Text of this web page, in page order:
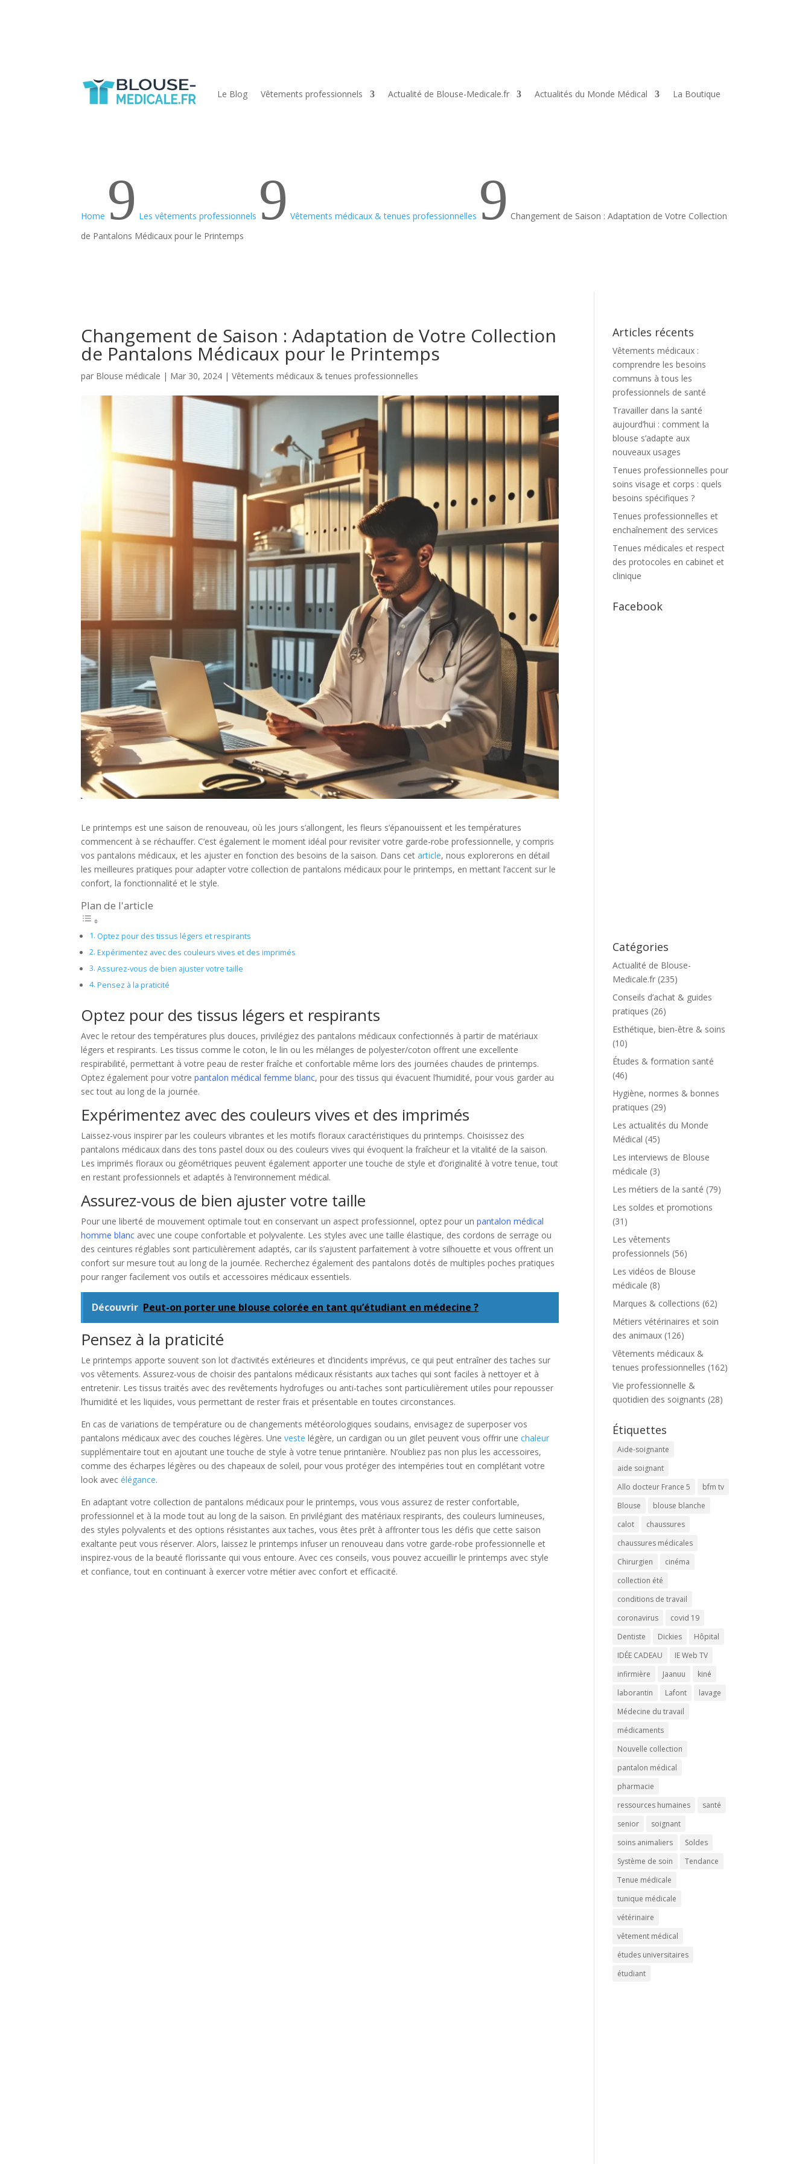
Le Blog Vêtements professionnels Actualité de Blouse-Medicale.fr Actualités du Monde Médical La Boutique
Home 9 Les vêtements professionnels 9 Vêtements médicaux & tenues professionnelles 9 Changement de Saison : Adaptation de Votre Collection
de Pantalons Médicaux pour le Printemps
Changement de Saison : Adaptation de Votre Collection
de Pantalons Médicaux pour le Printemps
par Blouse médicale | Mar 30, 2024 |Vêtements médicaux & tenues professionnelles
Le printemps est une saison de renouveau, où les jours s’allongent, les fleurs s’épanouissent et les températures
commencent à se réchauffer. C’est également le moment idéal pour revisiter votre garde-robe professionnelle, y compris
vos pantalons médicaux, et les ajuster en fonction des besoins de la saison. Dans cetarticle, nous explorerons en détail
les meilleures pratiques pour adapter votre collection de pantalons médicaux pour le printemps, en mettant l’accent sur le
confort, la fonctionnalité et le style.
Plan de l'article
Optez pour des tissus légers et respirants
Expérimentez avec des couleurs vives et des imprimés
Assurez-vous de bien ajuster votre taille
Pensez à la praticité
Optez pour des tissus légers et respirants
Avec le retour des températures plus douces, privilégiez des pantalons médicaux confectionnés à partir de matériaux
légers et respirants. Les tissus comme le coton, le lin ou les mélanges de polyester/coton offrent une excellente
respirabilité, permettant à votre peau de rester fraîche et confortable même lors des journées chaudes de printemps.
Optez également pour votrepantalon médical femme blanc, pour des tissus qui évacuent l’humidité, pour vous garder au
sec tout au long de la journée.
Expérimentez avec des couleurs vives et des imprimés
Laissez-vous inspirer par les couleurs vibrantes et les motifs floraux caractéristiques du printemps. Choisissez des
pantalons médicaux dans des tons pastel doux ou des couleurs vives qui évoquent la fraîcheur et la vitalité de la saison.
Les imprimés floraux ou géométriques peuvent également apporter une touche de style et d’originalité à votre tenue, tout
en restant professionnels et adaptés à l’environnement médical.
Assurez-vous de bien ajuster votre taille
Pour une liberté de mouvement optimale tout en conservant un aspect professionnel, optez pour unpantalon médical
homme blanc avec une coupe confortable et polyvalente. Les styles avec une taille élastique, des cordons de serrage ou
des ceintures réglables sont particulièrement adaptés, car ils s’ajustent parfaitement à votre silhouette et vous offrent un
confort sur mesure tout au long de la journée. Recherchez également des pantalons dotés de multiples poches pratiques
pour ranger facilement vos outils et accessoires médicaux essentiels.
Découvrir Peut-on porter une blouse colorée en tant qu’étudiant en médecine ?
Pensez à la praticité
Le printemps apporte souvent son lot d’activités extérieures et d’incidents imprévus, ce qui peut entraîner des taches sur
vos vêtements. Assurez-vous de choisir des pantalons médicaux résistants aux taches qui sont faciles à nettoyer et à
entretenir. Les tissus traités avec des revêtements hydrofuges ou anti-taches sont particulièrement utiles pour repousser
l’humidité et les liquides, vous permettant de rester frais et présentable en toutes circonstances.
En cas de variations de température ou de changements météorologiques soudains, envisagez de superposer vos
pantalons médicaux avec des couches légères. Uneveste légère, un cardigan ou un gilet peuvent vous offrir unechaleur
supplémentaire tout en ajoutant une touche de style à votre tenue printanière. N’oubliez pas non plus les accessoires,
comme des écharpes légères ou des chapeaux de soleil, pour vous protéger des intempéries tout en complétant votre
look avecélégance.
En adaptant votre collection de pantalons médicaux pour le printemps, vous vous assurez de rester confortable,
professionnel et à la mode tout au long de la saison. En privilégiant des matériaux respirants, des couleurs lumineuses,
des styles polyvalents et des options résistantes aux taches, vous êtes prêt à affronter tous les défis que cette saison
exaltante peut vous réserver. Alors, laissez le printemps infuser un renouveau dans votre garde-robe professionnelle et
inspirez-vous de la beauté florissante qui vous entoure. Avec ces conseils, vous pouvez accueillir le printemps avec style
et confiance, tout en continuant à exercer votre métier avec confort et efficacité.
Articles récents
Vêtements médicaux :
comprendre les besoins
communs à tous les
professionnels de santé
Travailler dans la santé
aujourd’hui : comment la
blouse s’adapte aux
nouveaux usages
Tenues professionnelles pour
soins visage et corps : quels
besoins spécifiques ?
Tenues professionnelles et
enchaînement des services
Tenues médicales et respect
des protocoles en cabinet et
clinique
Facebook
Catégories
Actualité de Blouse-
Medicale.fr (235)
Conseils d’achat & guides
pratiques (26)
Esthétique, bien-être & soins
(10)
Études & formation santé
(46)
Hygiène, normes & bonnes
pratiques (29)
Les actualités du Monde
Médical (45)
Les interviews de Blouse
médicale (3)
Les métiers de la santé (79)
Les soldes et promotions
(31)
Les vêtements
professionnels (56)
Les vidéos de Blouse
médicale (8)
Marques & collections (62)
Métiers vétérinaires et soin
des animaux (126)
Vêtements médicaux &
tenues professionnelles (162)
Vie professionnelle &
quotidien des soignants (28)
Étiquettes
Aide-soignante
aide soignant
Allo docteur France 5
bfm tv
Blouse
blouse blanche
calot
chaussures
chaussures médicales
Chirurgien
cinéma
collection été
conditions de travail
coronavirus
covid 19
Dentiste
Dickies
Hôpital
IDÉE CADEAU
IE Web TV
infirmière
Jaanuu
kiné
laborantin
Lafont
lavage
Médecine du travail
médicaments
Nouvelle collection
pantalon médical
pharmacie
ressources humaines
santé
senior
soignant
soins animaliers
Soldes
Système de soin
Tendance
Tenue médicale
tunique médicale
vétérinaire
vêtement médical
études universitaires
étudiant